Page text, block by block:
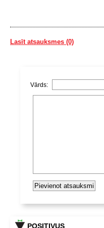
Lasīt atsauksmes (0)
Vārds:
POSITIVUS